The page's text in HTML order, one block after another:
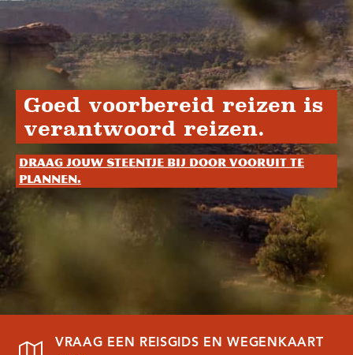
Goed voorbereid reizen is
verantwoord reizen.
Draag jouw steentje bij door vooruit te
plannen.
VRAAG EEN REISGIDS EN WEGENKAART